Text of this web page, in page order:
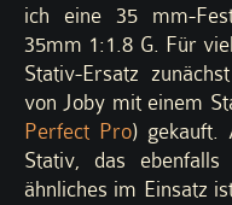
ich eine 35 mm-
35mm 1:1.8 G. Für
Stativ-Ersatz
von Joby mit einem
Perfect Pro) gekauft.
Stativ, das
ähnliches im Einsatz